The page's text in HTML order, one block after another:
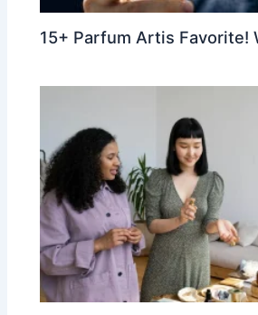
15+ Parfum Artis Favorite!